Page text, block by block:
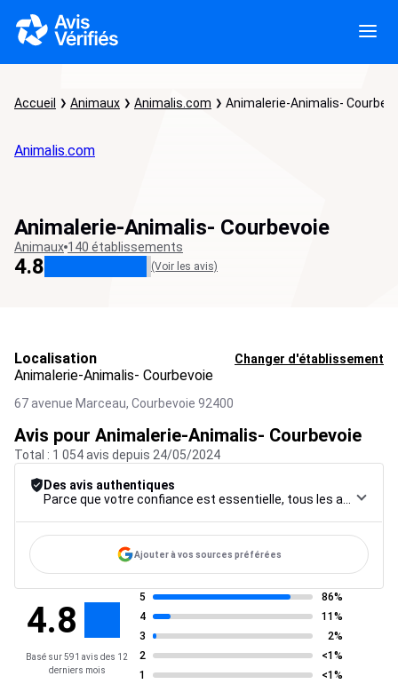
Accueil Animaux Animalis.com Animalerie-Animalis-
Animalis.com
Animalerie-Animalis- Courbevoie
Animaux 140 établissements
4.8 (Voir les avis)
Localisation Changer d'établissement
Animalerie-Animalis- Courbevoie
67 avenue Marceau, Courbevoie 92400
Avis pour Animalerie-Animalis- Courbevoie
Total : 1 054 avis depuis 24/05/2024
Des avis authentiques
Ajouter à vos sources préférées
4.8
Basé sur 591 avis des 12
derniers mois
5
86%
4
11%
3
2%
2
<1%
1
<1%